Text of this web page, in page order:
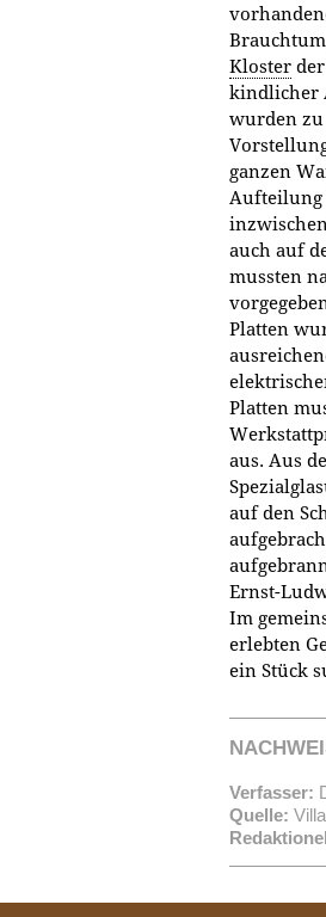
Kloster
kindlicher
wurden zu
ganzen
Aufteilung
auch auf
mussten
Platten
Platten
aus. Aus
auf den
Ernst-
Im
erlebten
ein Stück
Verfasser:
Quelle: